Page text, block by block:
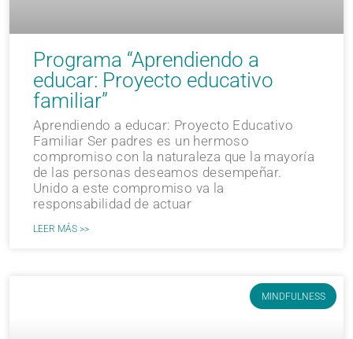
Programa “Aprendiendo a
educar: Proyecto educativo
familiar”
Aprendiendo a educar: Proyecto Educativo
Familiar Ser padres es un hermoso
compromiso con la naturaleza que la mayoría
de las personas deseamos desempeñar.
Unido a este compromiso va la
responsabilidad de actuar
LEER MÁS >>
MINDFULNESS